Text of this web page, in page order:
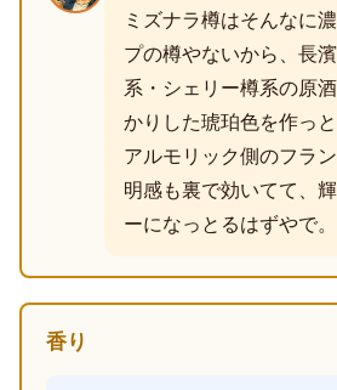
ミズナラ樽はそんなに
プの樽やないから、長
系・シェリー樽系の原
かりした琥珀色を作っと
アルモリック側のフラ
明感も裏で効いてて、
ーになっとるはずやで。
香り